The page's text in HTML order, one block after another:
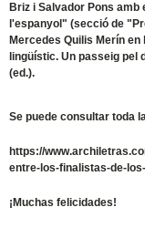
Briz i Salvador Pons
l'espanyol" (secció de
Mercedes Quilis Merín
lingüístic. Un passeig pel
(ed.).
Se puede consultar toda
https://
entre-los-finalistas-de-
¡Muchas felicidades!